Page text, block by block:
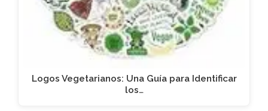
Logos Vegetarianos: Una Guía para Identificar
los…